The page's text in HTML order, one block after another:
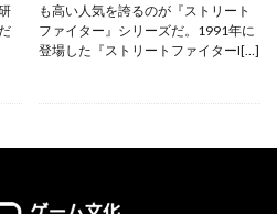
も高い人気を誇るのが『ストリート
ファイター』シリーズだ。1991年に
登場した『ストリートファイターI[…]